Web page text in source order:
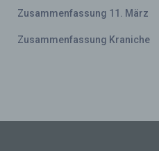
Zusammenfassung 11. März
Zusammenfassung Kraniche
sicherzustellen. Dennoch
Datenübertragungen
Sicherheitslücken
Schutz nicht
Begriffsbestimmungen